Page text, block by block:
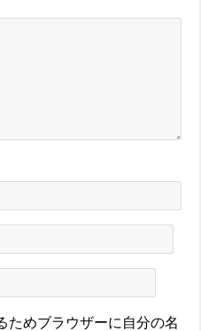
ためブラウザーに自分の名